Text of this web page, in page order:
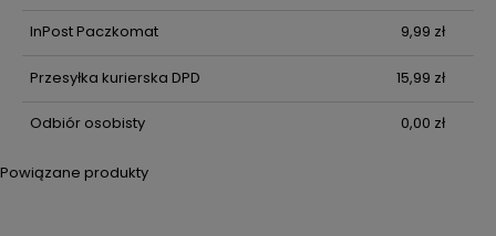
InPost Paczkomat 9,99 zł
Przesyłka kurierska DPD 15,99 zł
Odbiór osobisty 0,00 zł
Powiązane produkty